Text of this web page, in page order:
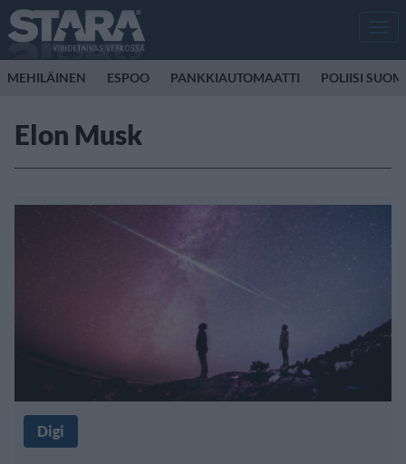
MEHILÄINEN ESPOO PANKKIAUTOMAATTI POLIISI
Elon Musk
Digi